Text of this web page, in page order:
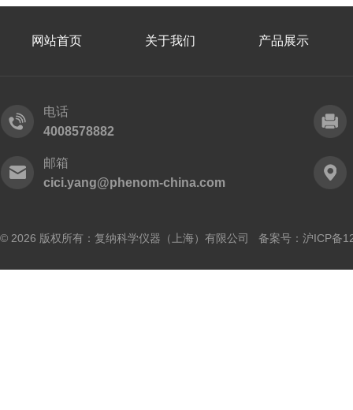
网站首页 关于我们 产品展示
电话
4008578882
邮箱
cici.yang@phenom-china.com
© 2026 版权所有：复纳科学仪器（上海）有限公司 备案号： 沪ICP备